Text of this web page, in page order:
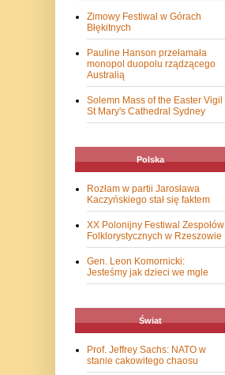
Zimowy Festiwal w Górach
Błękitnych
Pauline Hanson przełamała
monopol duopolu rządzącego
Australią
Solemn Mass of the Easter Vigil
St Mary's Cathedral Sydney
Polska
Rozłam w partii Jarosława
Kaczyńskiego stał się faktem
XX Polonijny Festiwal Zespołów
Folklorystycznych w Rzeszowie
Gen. Leon Komornicki:
Jesteśmy jak dzieci we mgle
Świat
Prof. Jeffrey Sachs: NATO w
stanie cakowitego chaosu